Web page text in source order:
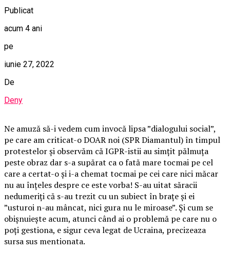
Publicat
acum 4 ani
pe
iunie 27, 2022
De
Deny
Ne amuză să-i vedem cum invocă lipsa ”dialogului social”,
pe care am criticat-o DOAR noi (SPR Diamantul) în timpul
protestelor și observăm că IGPR-istii au simțit pălmuța
peste obraz dar s-a supărat ca o fată mare tocmai pe cel
care a certat-o și i-a chemat tocmai pe cei care nici măcar
nu au înțeles despre ce este vorba! S-au uitat săracii
nedumeriți că s-au trezit cu un subiect în brațe și ei
”usturoi n-au mâncat, nici gura nu le miroase”. Și cum se
obișnuiește acum, atunci când ai o problemă pe care nu o
poți gestiona, e sigur ceva legat de Ucraina, precizeaza
sursa sus mentionata.